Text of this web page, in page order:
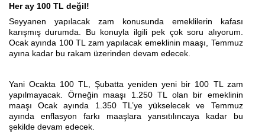
Her ay 100 TL değil!
Seyyanen yapılacak zam konusunda emeklilerin kafası
karışmış durumda. Bu konuyla ilgili pek çok soru alıyorum.
Ocak ayında 100 TL zam yapılacak emeklinin maaşı, Temmuz
ayına kadar bu rakam üzerinden devam edecek.
Yani Ocakta 100 TL, Şubatta yeniden yeni bir 100 TL zam
yapılmayacak. Örneğin maaşı 1.250 TL olan bir emeklinin
maaşı Ocak ayında 1.350 TL’ye yükselecek ve Temmuz
ayında enflasyon farkı maaşlara yansıtılıncaya kadar bu
şekilde devam edecek.